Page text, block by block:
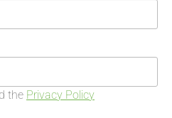
the Privacy Policy